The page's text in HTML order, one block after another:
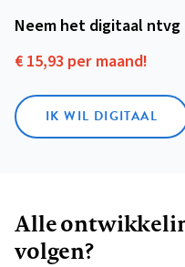
Neem het digitaal
€ 15,93 per maand!
IK WIL DIGITAAL
Alle
volgen?